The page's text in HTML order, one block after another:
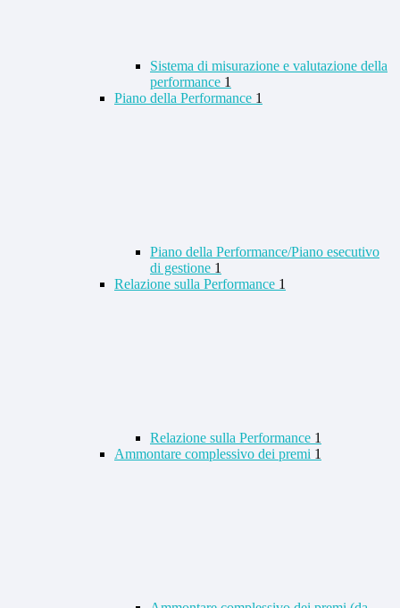
Sistema di misurazione e valutazione della
performance 1
Piano della Performance 1
Piano della Performance/Piano esecutivo
di gestione 1
Relazione sulla Performance 1
Relazione sulla Performance 1
Ammontare complessivo dei premi 1